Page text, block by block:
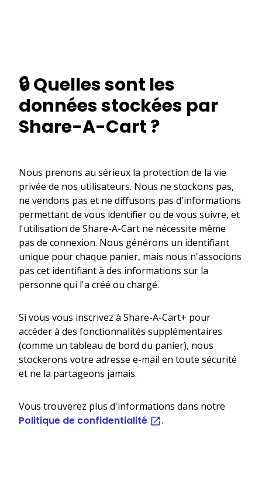
🔒 Quelles sont les
données stockées par
Share-A-Cart ?
Nous prenons au sérieux la protection de la vie
privée de nos utilisateurs. Nous ne stockons pas,
ne vendons pas et ne diffusons pas d'informations
permettant de vous identifier ou de vous suivre, et
l'utilisation de Share-A-Cart ne nécessite même
pas de connexion. Nous générons un identifiant
unique pour chaque panier, mais nous n'associons
pas cet identifiant à des informations sur la
personne qui l'a créé ou chargé.
Si vous vous inscrivez à Share-A-Cart+ pour
accéder à des fonctionnalités supplémentaires
(comme un tableau de bord du panier), nous
stockerons votre adresse e-mail en toute sécurité
et ne la partageons jamais.
Vous trouverez plus d'informations dans notre
Politique de confidentialité .